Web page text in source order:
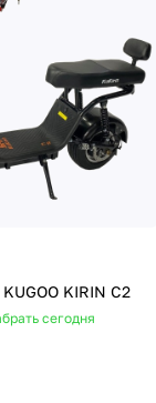
KIRIN C2
сегодня